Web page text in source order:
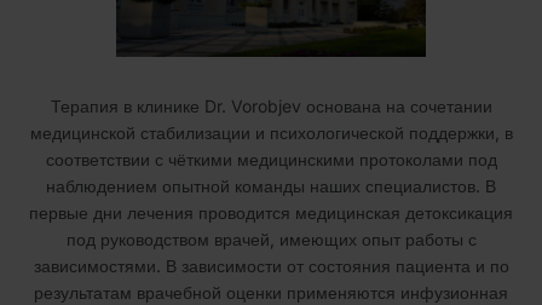
Терапия в клинике Dr. Vorobjev основана на сочетании
медицинской стабилизации и психологической поддержки, в
соответствии с чёткими медицинскими протоколами под
наблюдением опытной команды наших специалистов. В
первые дни лечения проводится медицинская детоксикация
под руководством врачей, имеющих опыт работы с
зависимостями. В зависимости от состояния пациента и по
результатам врачебной оценки применяются инфузионная